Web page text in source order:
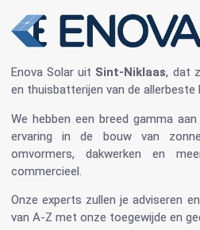
Enova Solar uit Sint-Niklaas, dat
en thuisbatterijen van de allerbeste
We hebben een breed gamma
ervaring in de bouw van
omvormers, dakwerken en
commercieel.
Onze experts zullen je adviseren
van A-Z met onze toegewijde en